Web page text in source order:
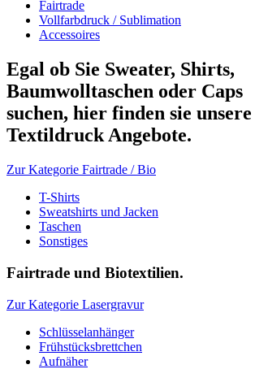
Fairtrade
Vollfarbdruck / Sublimation
Accessoires
Egal ob Sie Sweater, Shirts,
Baumwolltaschen oder Caps
suchen, hier finden sie unsere
Textildruck Angebote.
Zur Kategorie Fairtrade / Bio
T-Shirts
Sweatshirts und Jacken
Taschen
Sonstiges
Fairtrade und Biotextilien.
Zur Kategorie Lasergravur
Schlüsselanhänger
Frühstücksbrettchen
Aufnäher